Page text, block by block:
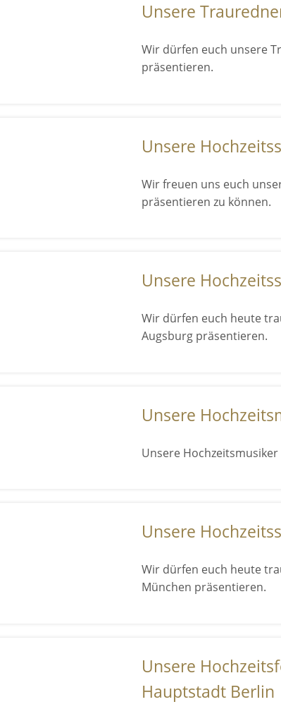
Unsere
Wir dürfen euch unsere
präsentieren.
Unsere
Wir freuen uns euch
präsentieren zu können.
Unsere
Wir dürfen euch heute
Augsburg präsentieren.
Unsere
Unsere Hochzeitsmusiker
Unsere
Wir dürfen euch heute
München präsentieren.
Unsere
Hauptstadt Berlin